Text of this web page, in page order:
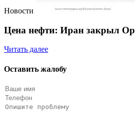
Новости
Цена нефти: Иран закрыл
Читать далее
Оставить жалобу